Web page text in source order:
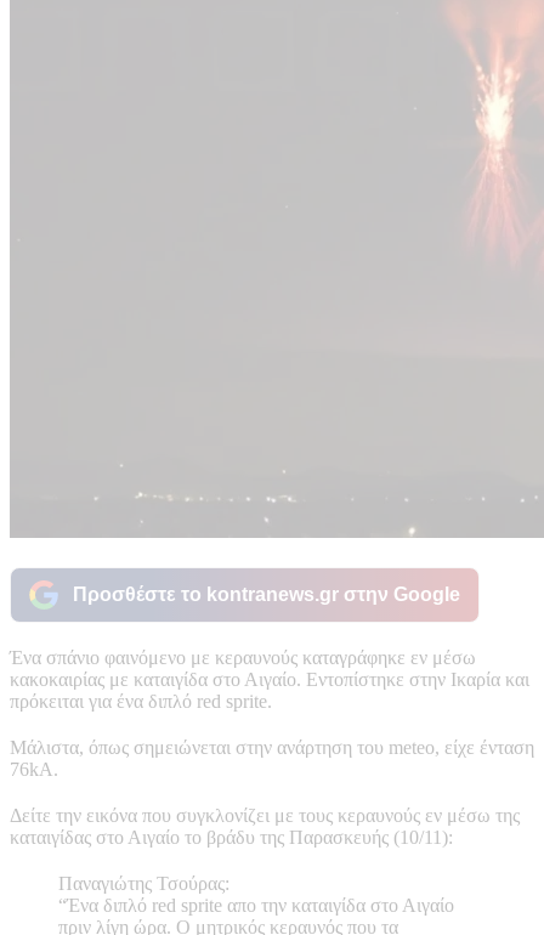
Προσθέστε το kontranews.gr στην Google
Ένα σπάνιο φαινόμενο με κεραυνούς καταγράφηκε εν μέσω
κακοκαιρίας με καταιγίδα στο Αιγαίο. Εντοπίστηκε στην Ικαρία και
πρόκειται για ένα διπλό red sprite.
Μάλιστα, όπως σημειώνεται στην ανάρτηση του meteo, είχε ένταση
76kA.
Δείτε την εικόνα που συγκλονίζει με τους κεραυνούς εν μέσω της
καταιγίδας στο Αιγαίο το βράδυ της Παρασκευής (10/11):
Παναγιώτης Τσούρας:
“Ένα διπλό red sprite απο την καταιγίδα στο Αιγαίο
πριν λίγη ώρα. Ο μητρικός κεραυνός που τα